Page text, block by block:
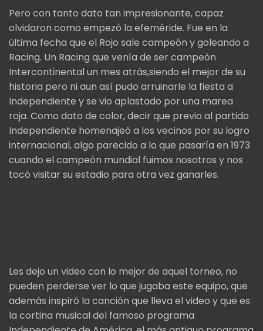
Pero con tanto dato tan impresionante, capaz
olvidaron como empezó la efeméride. Fue en la
última fecha que el Rojo sale campeón y goleando a
Racing. Un Racing que venía de ser campeón
Intercontinental un mes atrás,siendo el mejor de su
historia pero ni aun así pudo arruinarle la fiesta a
Independiente y se vio aplastado por una marea
roja. Como dato de color, decir que previo al partido
Independiente homenajeó a los vecinos por su logro
internacional, algo parecido a lo que pasaría en 1973
cuando el campeón mundial fuimos nosotros y nos
tocó visitar su estadio para otra vez ganarles.
Les dejo un video con lo mejor de aquel torneo, no
pueden perderse ver lo que jugaba este equipo, que
además inspiró la canción que lleva el video y que es
la cortina musical del famoso programa